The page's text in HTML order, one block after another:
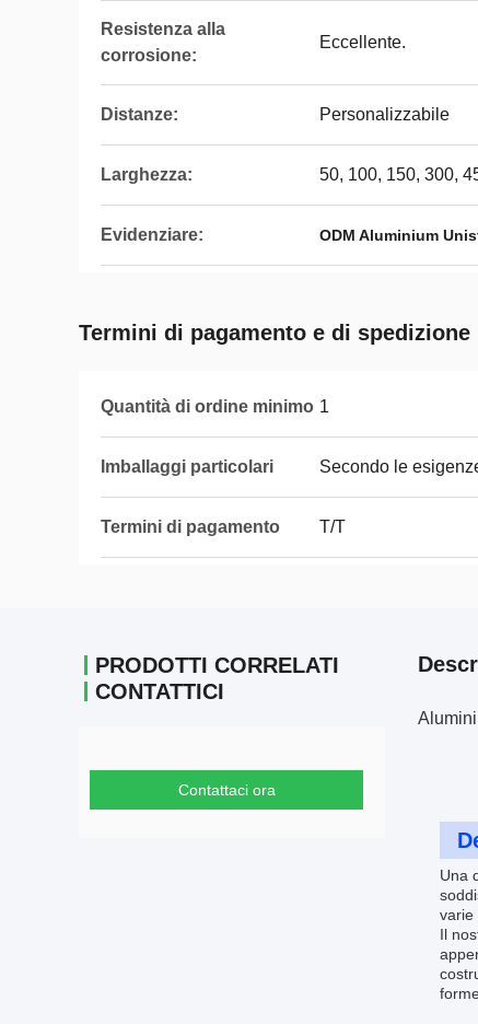
Resistenza alla
corrosione:
Eccellente.
Distanze: Personalizzabile
Larghezza: 50, 100, 150, 300,
Evidenziare: ODM Aluminium
Termini di pagamento e di spedizione
Quantità di ordine minimo 1
Imballaggi particolari Secondo le
Termini di pagamento T/T
PRODOTTI CORRELATI
CONTATTICI
Contattaci ora
Una
varie
Il